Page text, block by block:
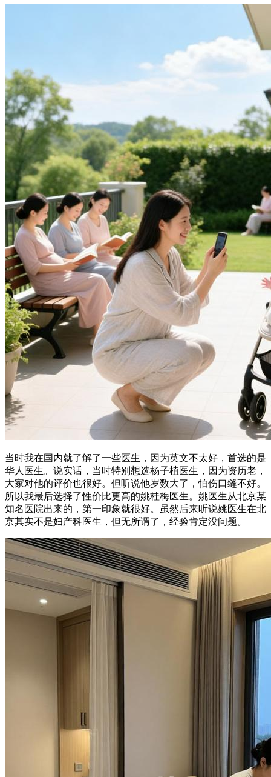
当时我在国内就了解了一些医生，因为英文不太好，首选的是
华人医生。说实话，当时特别想选杨子植医生，因为资历老，
大家对他的评价也很好。但听说他岁数大了，怕伤口缝不好。
所以我最后选择了性价比更高的姚桂梅医生。姚医生从北京某
知名医院出来的，第一印象就很好。虽然后来听说姚医生在北
京其实不是妇产科医生，但无所谓了，经验肯定没问题。